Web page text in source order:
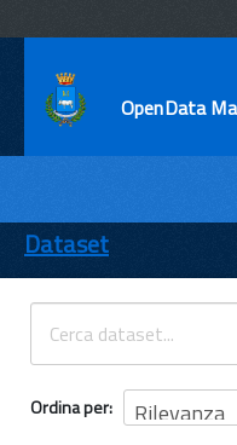
OpenData
ENTI
TEMI
INFORMAZIONI
Dataset
Ordina per